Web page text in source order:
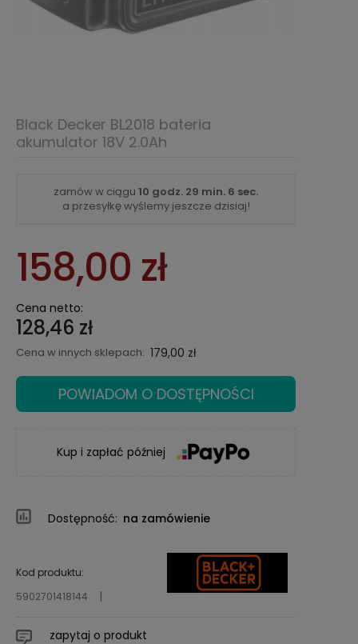
zamów w ciągu 10 godz. 29 min. 6 sec.
a przesyłkę wyślemy jeszcze dzisiaj!
Black Decker BL2018 bateria
akumulator 18V 2.0Ah
158,00 zł
Cena netto:
128,46 zł
Cena w innych sklepach: 179,00 zł
POWIADOM O DOSTĘPNOŚCI
Kup i zapłać później
Dostępność: na zamówienie
Kod produktu:
5902701418144
zapytaj o produkt